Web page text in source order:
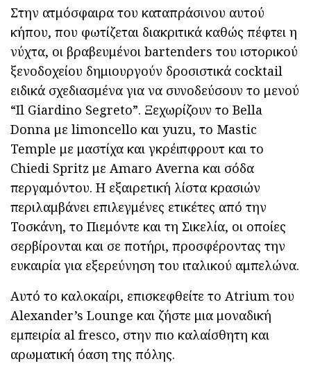
Στην ατμόσφαιρα του καταπράσινου αυτού
κήπου, που φωτίζεται διακριτικά καθώς πέφτει η
νύχτα, οι βραβευμένοι bartenders του ιστορικού
ξενοδοχείου δημιουργούν δροσιστικά cocktail
ειδικά σχεδιασμένα για να συνοδεύσουν το μενού
“Il Giardino Segreto”. Ξεχωρίζουν το Bella
Donna με limoncello και yuzu, το Mastic
Temple με μαστίχα και γκρέιπφρουτ και το
Chiedi Spritz με Amaro Averna και σόδα
περγαμόντου. Η εξαιρετική λίστα κρασιών
περιλαμβάνει επιλεγμένες ετικέτες από την
Τοσκάνη, το Πιεμόντε και τη Σικελία, οι οποίες
σερβίρονται και σε ποτήρι, προσφέροντας την
ευκαιρία για εξερεύνηση του ιταλικού αμπελώνα.
Αυτό το καλοκαίρι, επισκεφθείτε το Atrium του
Alexander’s Lounge και ζήστε μια μοναδική
εμπειρία al fresco, στην πιο καλαίσθητη και
αρωματική όαση της πόλης.